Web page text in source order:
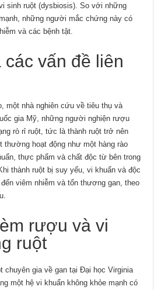
sinh ruột (dysbiosis). So với những
những người mắc chứng này có
và các bệnh tật.
các vấn đề liên
một nhà nghiên cứu về tiêu thụ và
gia Mỹ, những người nghiện rượu
rò rỉ ruột, tức là thành ruột trở nên
thường hoạt động như một hàng rào
thực phẩm và chất độc từ bên trong
thành ruột bị suy yếu, vi khuẩn và độc
viêm nhiễm và tổn thương gan, theo
rượu và vi
ruột
chuyên gia về gan tại Đại học Virginia
một hệ vi khuẩn không khỏe mạnh có